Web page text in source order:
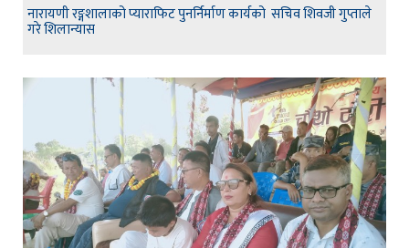
नारायणी रङ्गशालाको प्याराफिट पुनर्निर्माण कार्यको सचिव शिवजी गुप्ताले
गरे शिलान्यास